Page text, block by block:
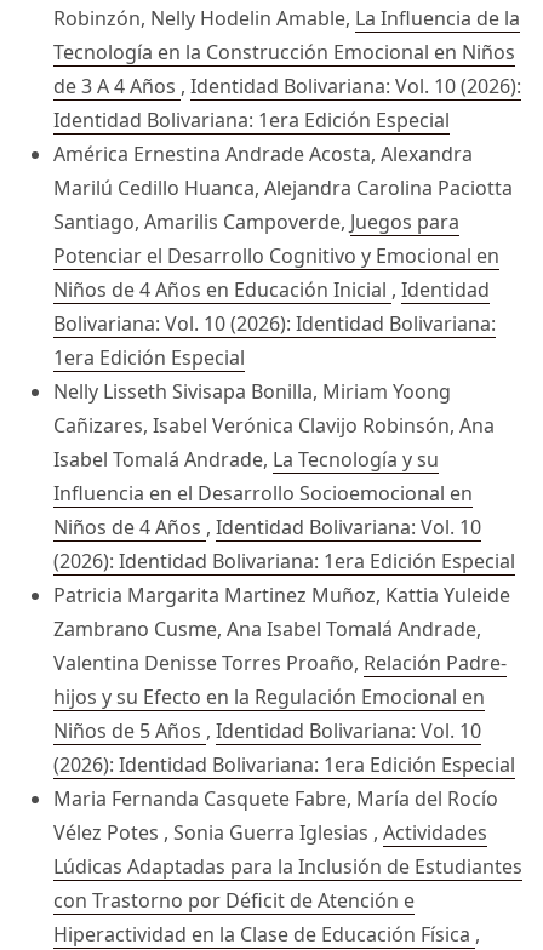
Robinzón, Nelly Hodelin Amable, La Influencia de la
Tecnología en la Construcción Emocional en Niños
de 3 A 4 Años , Identidad Bolivariana: Vol. 10 (2026):
Identidad Bolivariana: 1era Edición Especial
América Ernestina Andrade Acosta, Alexandra
Marilú Cedillo Huanca, Alejandra Carolina Paciotta
Santiago, Amarilis Campoverde, Juegos para
Potenciar el Desarrollo Cognitivo y Emocional en
Niños de 4 Años en Educación Inicial , Identidad
Bolivariana: Vol. 10 (2026): Identidad Bolivariana:
1era Edición Especial
Nelly Lisseth Sivisapa Bonilla, Miriam Yoong
Cañizares, Isabel Verónica Clavijo Robinsón, Ana
Isabel Tomalá Andrade, La Tecnología y su
Influencia en el Desarrollo Socioemocional en
Niños de 4 Años , Identidad Bolivariana: Vol. 10
(2026): Identidad Bolivariana: 1era Edición Especial
Patricia Margarita Martinez Muñoz, Kattia Yuleide
Zambrano Cusme, Ana Isabel Tomalá Andrade,
Valentina Denisse Torres Proaño, Relación Padre-
hijos y su Efecto en la Regulación Emocional en
Niños de 5 Años , Identidad Bolivariana: Vol. 10
(2026): Identidad Bolivariana: 1era Edición Especial
Maria Fernanda Casquete Fabre, María del Rocío
Vélez Potes , Sonia Guerra Iglesias , Actividades
Lúdicas Adaptadas para la Inclusión de Estudiantes
con Trastorno por Déficit de Atención e
Hiperactividad en la Clase de Educación Física ,